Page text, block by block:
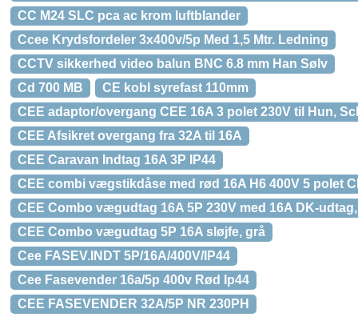
CC M24 SLC pca ac krom luftblander
Ccee Krydsfordeler 3x400v/5p Med 1,5 Mtr. Ledning
CCTV sikkerhed video balun BNC 6.8 mm Han Sølv
Cd 700 MB
CE kobl syrefast 110mm
CEE adaptor/overgang CEE 16A 3 polet 230V til Hun,
CEE Afsikret overgang fra 32A til 16A
CEE Caravan Indtag 16A 3P IP44
CEE combi vægstikdåse med rød 16A H6 400V 5 polet
CEE Combo vægudtag 16A 5P 230V med 16A DK-
CEE Combo vægudtag 5P 16A sløjfe, grå
Cee FASEV.INDT 5P/16A/400V/IP44
Cee Fasevender 16a/5p 400v Rød Ip44
CEE FASEVENDER 32A/5P NR 230PH